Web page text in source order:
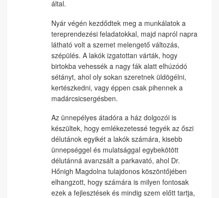
által.
Nyár végén kezdődtek meg a munkálatok a
tereprendezési feladatokkal, majd napról napra
látható volt a szemet melengető változás,
szépülés. A lakók izgatottan várták, hogy
birtokba vehessék a nagy fák alatt elhúzódó
sétányt, ahol oly sokan szeretnek üldögélni,
kertészkedni, vagy éppen csak pihennek a
madárcsicsergésben.
Az ünnepélyes átadóra a ház dolgozói is
készültek, hogy emlékezetessé tegyék az őszi
délutánok egyikét a lakók számára, kisebb
ünnepséggel és mulatsággal egybekötött
délutánná avanzsált a parkavató, ahol Dr.
Hőnigh Magdolna tulajdonos köszöntőjében
elhangzott, hogy számára is milyen fontosak
ezek a fejlesztések és mindig szem előtt tartja,